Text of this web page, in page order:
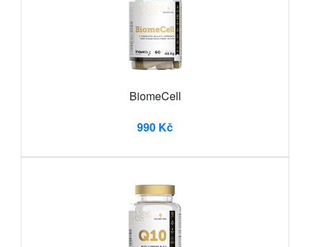
BiomeCell
990 Kč